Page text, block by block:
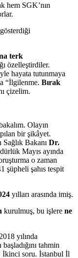
hem SGK’nın
terk
özelleştirdiler.
hayata tutunmaya
“İlgilenme. Bırak
çizelim.
Olayın
bir şikâyet.
Bakanı Dr.
Mayıs ayında
o zaman
şüpheli şahıs tespit
yılları arasında imiş.
kurulmuş, bu işlere ne
yılında
tahmin
İkinci soru. İstanbul İl